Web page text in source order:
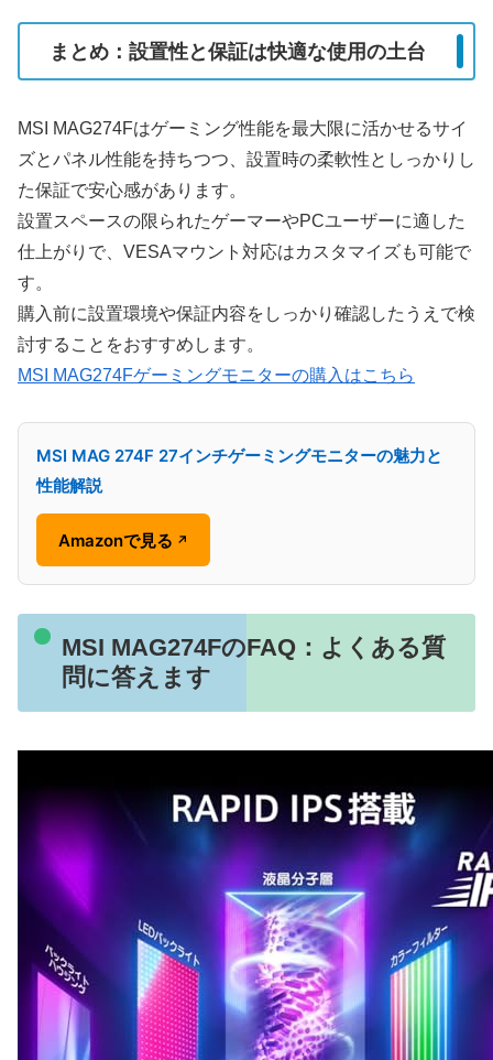
まとめ：設置性と保証は快適な使用の土台
MSI MAG274Fはゲーミング性能を最大限に活かせるサイ
ズとパネル性能を持ちつつ、設置時の柔軟性としっかりし
た保証で安心感があります。
設置スペースの限られたゲーマーやPCユーザーに適した
仕上がりで、VESAマウント対応はカスタマイズも可能で
す。
購入前に設置環境や保証内容をしっかり確認したうえで検
討することをおすすめします。
MSI MAG274Fゲーミングモニターの購入はこちら
MSI MAG 274F 27インチゲーミングモニターの魅力と
性能解説
Amazonで見る ↗
MSI MAG274FのFAQ：よくある質
問に答えます